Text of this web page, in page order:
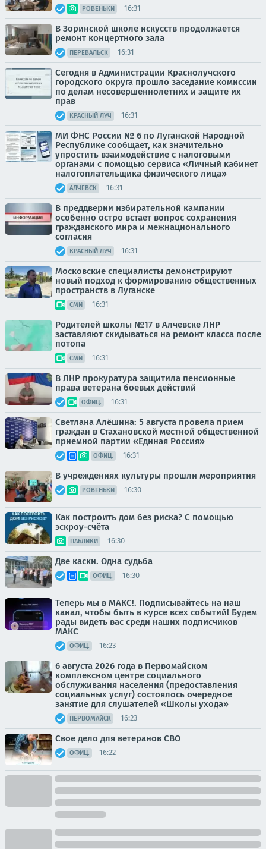
РОВЕНЬКИ 16:31
В Зоринской школе искусств продолжается
ремонт концертного зала
ПЕРЕВАЛЬСК 16:31
Сегодня в Администрации Краснолучского
городского округа прошло заседание комиссии
по делам несовершеннолетних и защите их
прав
КРАСНЫЙ ЛУЧ 16:31
МИ ФНС России № 6 по Луганской Народной
Республике сообщает, как значительно
упростить взаимодействие с налоговыми
органами с помощью сервиса «Личный кабинет
налогоплательщика физического лица»
АЛЧЕВСК 16:31
В преддверии избирательной кампании
особенно остро встает вопрос сохранения
гражданского мира и межнационального
согласия
КРАСНЫЙ ЛУЧ 16:31
Московские специалисты демонстрируют
новый подход к формированию общественных
пространств в Луганске
СМИ 16:31
Родителей школы №17 в Алчевске ЛНР
заставляют скидываться на ремонт класса после
потопа
СМИ 16:31
В ЛНР прокуратура защитила пенсионные
права ветерана боевых действий
ОФИЦ. 16:31
Светлана Алёшина: 5 августа провела прием
граждан в Стахановской местной общественной
приемной партии «Единая Россия»
ОФИЦ. 16:31
В учреждениях культуры прошли мероприятия
РОВЕНЬКИ 16:30
Как построить дом без риска? С помощью
эскроу-счёта
ПАБЛИКИ 16:30
Две каски. Одна судьба
ОФИЦ. 16:30
Теперь мы в МАКС!. Подписывайтесь на наш
канал, чтобы быть в курсе всех событий! Будем
рады видеть вас среди наших подписчиков
МАКС
ОФИЦ. 16:23
6 августа 2026 года в Первомайском
комплексном центре социального
обслуживания населения (предоставления
социальных услуг) состоялось очередное
занятие для слушателей «Школы ухода»
ПЕРВОМАЙСК 16:23
Свое дело для ветеранов СВО
ОФИЦ. 16:22